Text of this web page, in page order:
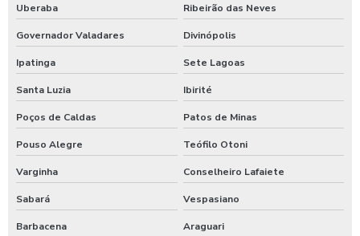
Lavagem expressa
Lavagem expressa de carros
Lavagem de máquinas agrícolas
Lavagem de máquinas pesadas
Lavagem de ônibus
Lavagem self service de automóveis
Lavagem self service carros
Uberaba Ribeirão das Neves
Governador Valadares Divinópolis
Ipatinga Sete Lagoas
Santa Luzia Ibirité
Poços de Caldas Patos de Minas
Pouso Alegre Teófilo Otoni
Varginha Conselheiro Lafaiete
Sabará Vespasiano
Barbacena Araguari